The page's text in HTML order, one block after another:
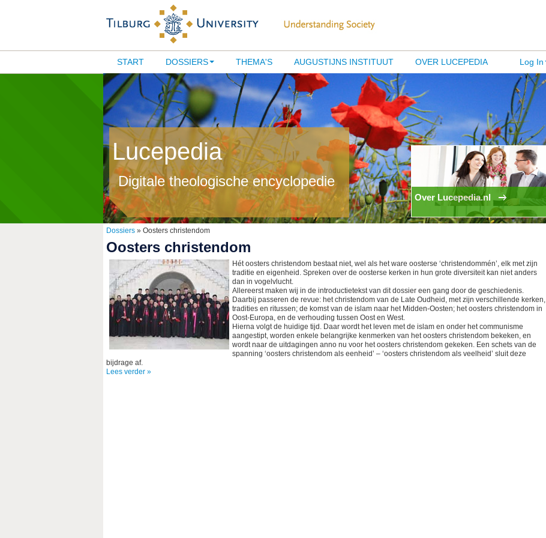
Log In
START DOSSIERS THEMA'S AUGUSTIJNS INSTITUUT OVER LUCEPEDIA
Lucepedia
Digitale theologische encyclopedie
Over Lucepedia.nl
Dossiers » Oosters christendom
Oosters christendom
Hét oosters christendom bestaat niet, wel als het ware oosterse ‘christendommén’, elk met zijn
traditie en eigenheid. Spreken over de oosterse kerken in hun grote diversiteit kan niet anders
dan in vogelvlucht.
Allereerst maken wij in de introductietekst van dit dossier een gang door de geschiedenis.
Daarbij passeren de revue: het christendom van de Late Oudheid, met zijn verschillende kerken,
tradities en ritussen; de komst van de islam naar het Midden-Oosten; het oosters christendom in
Oost-Europa, en de verhouding tussen Oost en West.
Hierna volgt de huidige tijd. Daar wordt het leven met de islam en onder het communisme
aangestipt, worden enkele belangrijke kenmerken van het oosters christendom bekeken, en
wordt naar de uitdagingen anno nu voor het oosters christendom gekeken. Een schets van de
spanning ‘oosters christendom als eenheid’ – ‘oosters christendom als veelheid’ sluit deze
bijdrage af.
Lees verder »